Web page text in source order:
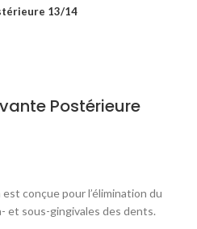
13/14
Postérieure
conçue pour l’élimination du
et sous-gingivales des dents.